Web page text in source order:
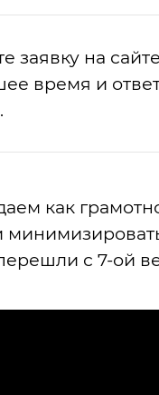
заявку на
время и
как
с 7-ой